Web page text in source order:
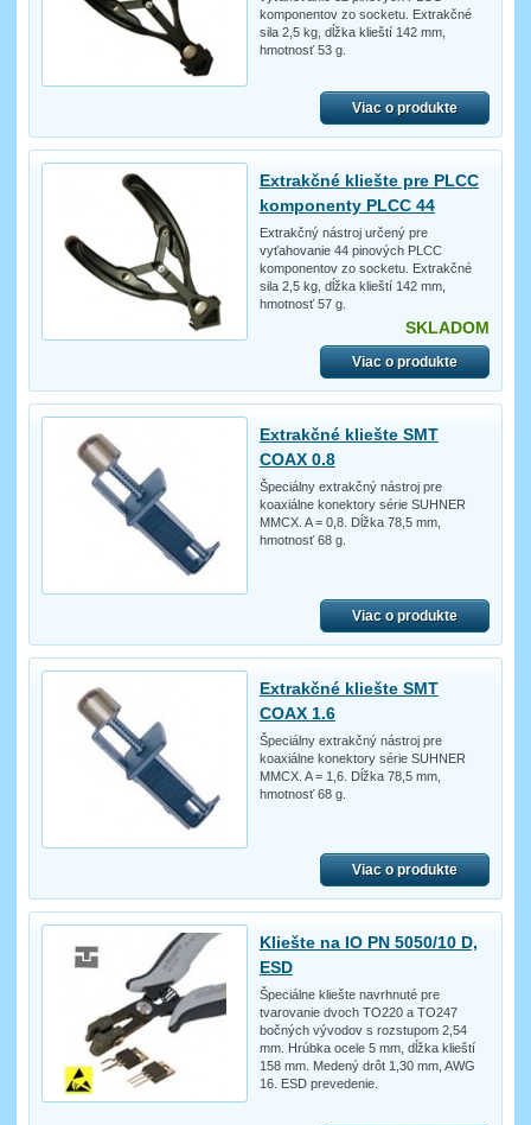
komponentov zo socketu. Extrakčné
sila 2,5 kg, dĺžka klieští 142 mm,
hmotnosť 53 g.
Viac o produkte
Extrakčné kliešte pre PLCC
komponenty PLCC 44
Extrakčný nástroj určený pre
vyťahovanie 44 pinových PLCC
komponentov zo socketu. Extrakčné
sila 2,5 kg, dĺžka klieští 142 mm,
hmotnosť 57 g.
SKLADOM
Viac o produkte
Extrakčné kliešte SMT
COAX 0.8
Špeciálny extrakčný nástroj pre
koaxiálne konektory série SUHNER
MMCX. A = 0,8. Dĺžka 78,5 mm,
hmotnosť 68 g.
Viac o produkte
Extrakčné kliešte SMT
COAX 1.6
Špeciálny extrakčný nástroj pre
koaxiálne konektory série SUHNER
MMCX. A = 1,6. Dĺžka 78,5 mm,
hmotnosť 68 g.
Viac o produkte
Kliešte na IO PN 5050/10 D,
ESD
Špeciálne kliešte navrhnuté pre
tvarovanie dvoch TO220 a TO247
bočných vývodov s rozstupom 2,54
mm. Hrúbka ocele 5 mm, dĺžka klieští
158 mm. Medený drôt 1,30 mm, AWG
16. ESD prevedenie.